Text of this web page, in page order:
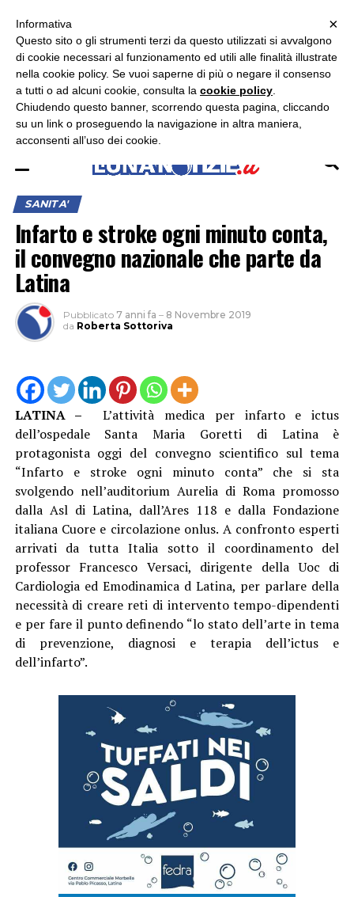
ASCOLTA RADIO LUNA
SANITA'
Infarto e stroke ogni minuto conta,
il convegno nazionale che parte da
Latina
Pubblicato 7 anni fa – 8 Novembre 2019
da Roberta Sottoriva
LATINA – L’attività medica per infarto e ictus
dell’ospedale Santa Maria Goretti di Latina è
protagonista oggi del convegno scientifico sul tema
“Infarto e stroke ogni minuto conta” che si sta
svolgendo nell’auditorium Aurelia di Roma promosso
dalla Asl di Latina, dall’Ares 118 e dalla Fondazione
italiana Cuore e circolazione onlus. A confronto esperti
arrivati da tutta Italia sotto il coordinamento del
professor Francesco Versaci, dirigente della Uoc di
Cardiologia ed Emodinamica d Latina, per parlare della
necessità di creare reti di intervento tempo-dipendenti
e per fare il punto definendo “lo stato dell’arte in tema
di prevenzione, diagnosi e terapia dell’ictus e
dell’infarto”.
×
×
Informativa
Questo sito o gli strumenti terzi da questo utilizzati si avvalgono
di cookie necessari al funzionamento ed utili alle finalità illustrate
nella cookie policy. Se vuoi saperne di più o negare il consenso
a tutti o ad alcuni cookie, consulta la cookie policy
Chiudendo questo banner, scorrendo questa pagina, cliccando
su un link o proseguendo la navigazione in altra maniera,
acconsenti all’uso dei cookie.